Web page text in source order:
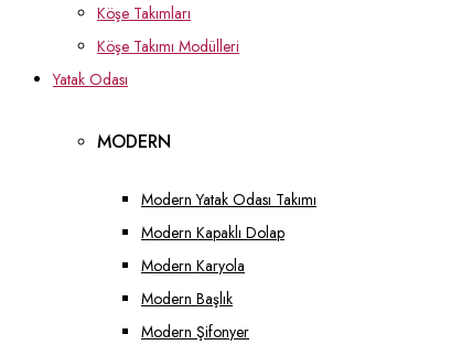
Köşe Takımları
Köşe Takımı Modülleri
Yatak Odası
MODERN
Modern Yatak Odası Takımı
Modern Kapaklı Dolap
Modern Karyola
Modern Başlık
Modern Şifonyer